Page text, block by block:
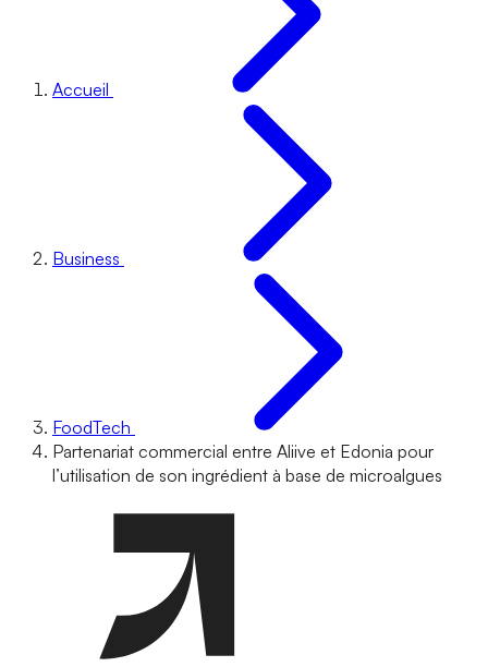
Accueil
Business
FoodTech
Partenariat commercial entre Aliive et Edonia pour
l’utilisation de son ingrédient à base de microalgues